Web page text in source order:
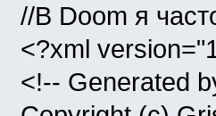
//В Doom я
<?xml
<!-- Generated